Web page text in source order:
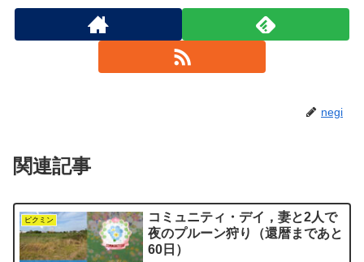
negi
関連記事
ピクミン
コミュニティ・デイ，妻と2人で
夜のプルーン狩り（還暦まであと
60日）